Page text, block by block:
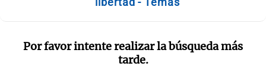
Por favor intente realizar la búsqueda más
tarde.